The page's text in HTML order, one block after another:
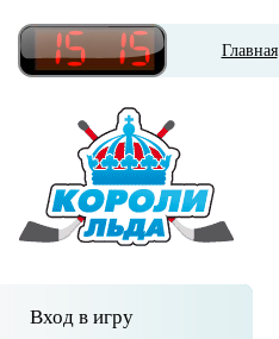
Главная
Вход в игру